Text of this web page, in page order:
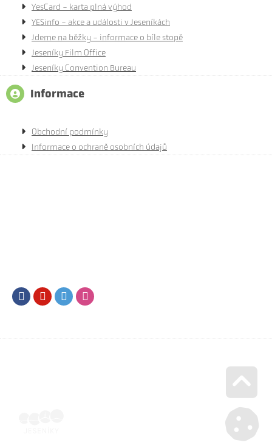
YesCard - karta plná výhod
YESinfo - akce a události v Jeseníkách
Jdeme na běžky - informace o bíle stopě
Jeseníky Film Office
Jeseníky Convention Bureau
Informace
Obchodní podmínky
Informace o ochraně osobních údajů
FacebookYoutubeTwitter
Go